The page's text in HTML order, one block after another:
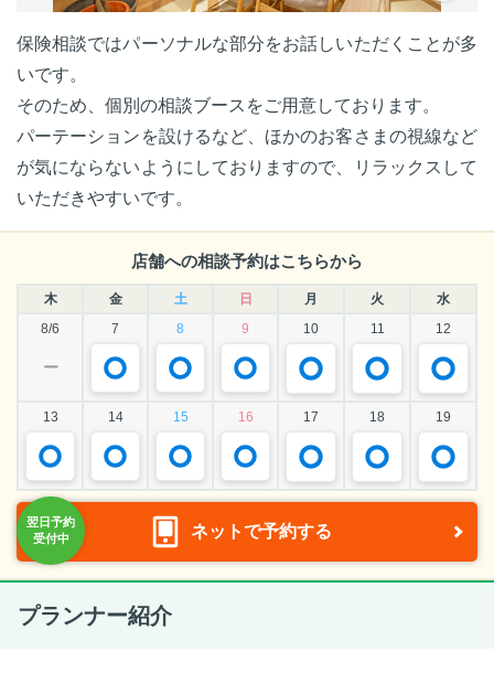
保険相談ではパーソナルな部分をお話しいただくことが多
いです。
そのため、個別の相談ブースをご用意しております。
パーテーションを設けるなど、ほかのお客さまの視線など
が気にならないようにしておりますので、リラックスして
いただきやすいです。
店舗への相談予約はこちらから
木 金 土 日 月 火
水
8/6
7 8 9 10 11 12
ー
13 14 15 16 17 18 19
ネットで予約する
プランナー紹介